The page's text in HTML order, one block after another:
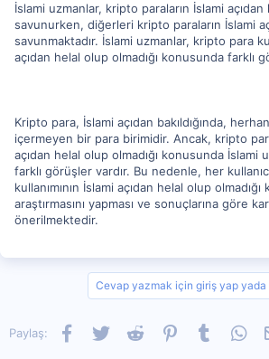
İslami uzmanlar, kripto paraların İslami
savunurken, diğerleri kripto paraların İslami
savunmaktadır. İslami uzmanlar, kripto para
açıdan helal olup olmadığı konusunda farklı
Kripto para, İslami açıdan bakıldığında,
içermeyen bir para birimidir. Ancak, kripto
açıdan helal olup olmadığı konusunda İslami
farklı görüşler vardır. Bu nedenle, her
kullanımının İslami açıdan helal olup
araştırmasını yapması ve sonuçlarına göre
önerilmektedir.
Cevap yazmak için giriş yap yada
Paylaş: Facebook
TwitterReddit PinterestTumblr